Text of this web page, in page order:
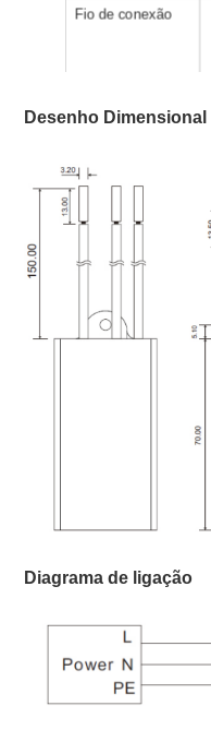
Fio de conexão
Aprovações,
Desenho Dimensional
Diagrama de ligação